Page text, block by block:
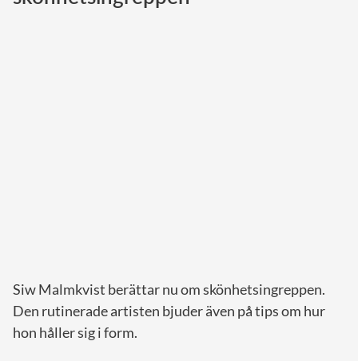
Monacos furstehus
Siw Malmkvist berättar nu om skönhetsingreppen.
Den rutinerade artisten bjuder även på tips om hur
hon håller sig i form.